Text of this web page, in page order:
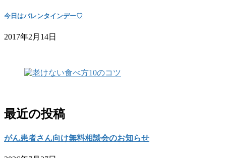
今日はバレンタインデー♡
2017年2月14日
最近の投稿
がん患者さん向け無料相談会のお知らせ